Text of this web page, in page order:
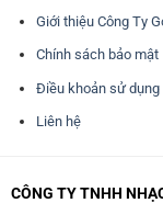
Giới thiệu Công Ty
Chính sách bảo mật
Điều khoản sử dụng
Liên hệ
CÔNG TY TNHH